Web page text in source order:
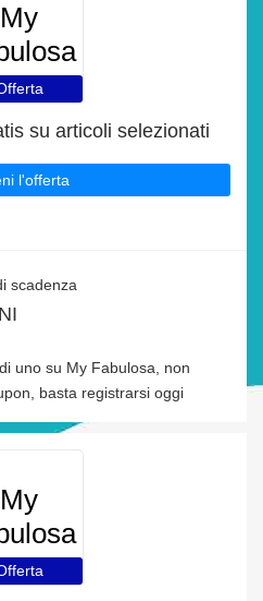
My
su articoli selezionati
l'offerta
scadenza
uno su My Fabulosa, non
basta registrarsi oggi
My